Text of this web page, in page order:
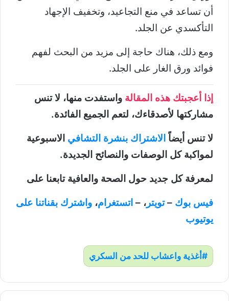
أن تساعد في منع التجاعيد، وتخفيف الإجهاد
التأكسدي عن الجلد.
ومع ذلك، هناك حاجة إلى مزيد من البحث لفهم
فوائد ورق الغار على الجلد.
إذا أعجبتك هذه المقالة واستفدت منها، لا تنس
مشاركتها لأصدقاءك، لتعم الجميع الفائدة.
لا تنس أيضاً الاشتراك بنشرة التشافي الاسبوعية
لمواكبة كل الوصفات والنصائح الجديدة.
لمعرفة كل جديد حول الصحة والعافية تابعنا على
فيس بوك –تويتر ، – اتستغرام، واشترك بقناتنا على
يوتيوب
أغذية واعشاب للحد من السكري